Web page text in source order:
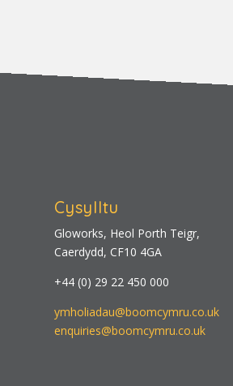
Cysylltu
Gloworks, Heol Porth Teigr,
Caerdydd, CF10 4GA
+44 (0) 29 22 450 000
ymholiadau@boomcymru.co.uk
enquiries@boomcymru.co.uk